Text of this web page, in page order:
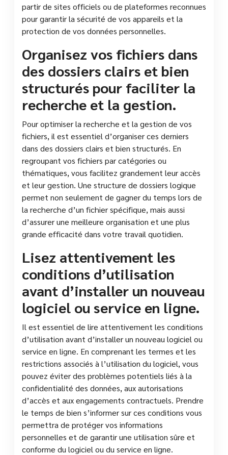
partir de sites officiels ou de plateformes reconnues
pour garantir la sécurité de vos appareils et la
protection de vos données personnelles.
Organisez vos fichiers dans
des dossiers clairs et bien
structurés pour faciliter la
recherche et la gestion.
Pour optimiser la recherche et la gestion de vos
fichiers, il est essentiel d’organiser ces derniers
dans des dossiers clairs et bien structurés. En
regroupant vos fichiers par catégories ou
thématiques, vous facilitez grandement leur accès
et leur gestion. Une structure de dossiers logique
permet non seulement de gagner du temps lors de
la recherche d’un fichier spécifique, mais aussi
d’assurer une meilleure organisation et une plus
grande efficacité dans votre travail quotidien.
Lisez attentivement les
conditions d’utilisation
avant d’installer un nouveau
logiciel ou service en ligne.
Il est essentiel de lire attentivement les conditions
d’utilisation avant d’installer un nouveau logiciel ou
service en ligne. En comprenant les termes et les
restrictions associés à l’utilisation du logiciel, vous
pouvez éviter des problèmes potentiels liés à la
confidentialité des données, aux autorisations
d’accès et aux engagements contractuels. Prendre
le temps de bien s’informer sur ces conditions vous
permettra de protéger vos informations
personnelles et de garantir une utilisation sûre et
conforme du logiciel ou du service en ligne.